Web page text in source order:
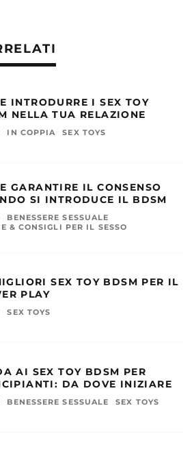
INTRODURRE I SEX TOY
NELLA TUA RELAZIONE
IN COPPIA SEX TOYS
GARANTIRE IL CONSENSO
SI INTRODUCE IL BDSM
BENESSERE SESSUALE
& CONSIGLI PER IL SESSO
SEX TOY BDSM PER IL
PLAY
SEX TOYS
AI SEX TOY BDSM PER
DA DOVE INIZIARE
BENESSERE SESSUALE SEX TOYS